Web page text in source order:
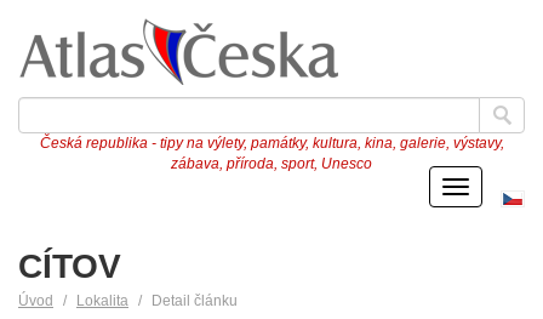
Česká republika - tipy na výlety, památky, kultura, kina, galerie, výstavy,
zábava, příroda, sport, Unesco
Menu
CÍTOV
Úvod Lokalita Detail článku